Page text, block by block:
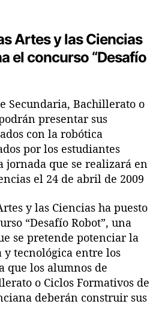
t
r
o
b
Artes y las Ciencias
el concurso “Desafío
Secundaria, Bachillerato o
presentar sus
con la robótica
por los estudiantes
jornada que se realizará en
el 24 de abril de 2009
y las Ciencias ha puesto
“Desafío Robot”, una
se pretende potenciar la
tecnológica entre los
que los alumnos de
o Ciclos Formativos de
deberán construir sus